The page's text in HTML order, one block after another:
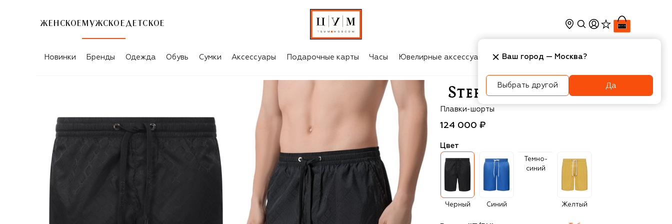
ЖЕНСКОЕ МУЖСКОЕ ДЕТСКОЕ
Новинки Бренды Одежда Обувь Сумки Аксессуары Подарочные карты Часы Ювелирные аксессуары Косметика Интерьер
Stefano Ricci
Плавки-шорты
124 000 ₽
Цвет
Черный Синий
Темно-
синий
Желтый
Ваш город — Москва?
Выбрать другой Да